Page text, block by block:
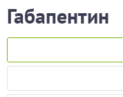
Габапентин